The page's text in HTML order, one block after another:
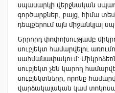
սպասարկի վերջնական
գործարքներ, բայց, հիմա
դեպքերում այն միջանկյալ
Երրորդ փոփոխությամբ
սուբյեկտ համարվելու
սահմանափակում:
սուբյեկտ չեն կարող
սուբյեկտները, որոնք
վարձակալական կամ